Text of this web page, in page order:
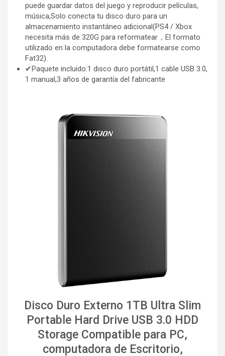
puede guardar datos del juego y reproducir películas,
música,Solo conecta tu disco duro para un
almacenamiento instantáneo adicional(PS4 / Xbox
necesita más de 320G para reformatear，El formato
utilizado en la computadora debe formatearse como
Fat32).
✔Paquete incluido:1 disco duro portátil,1 cable USB 3.0,
1 manual,3 años de garantía del fabricante
Disco Duro Externo 1TB Ultra Slim
Portable Hard Drive USB 3.0 HDD
Storage Compatible para PC,
computadora de Escritorio,